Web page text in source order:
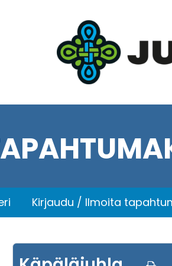
Kirjaudu / Ilmoita